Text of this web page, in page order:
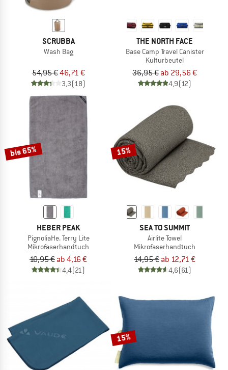
SCRUBBA
Wash Bag
54,95 €46,71 €
3,3(18)
THE NORTH FACE
Base Camp Travel Canister
Kulturbeutel
36,95 € ab 29,56 €
4,9(12)
bis 65%
HEBER PEAK
PignoliaHe. Terry Lite
Mikrofaserhandtuch
10,95 € ab 4,16 €
4,4(21)
15%
SEA TO SUMMIT
Airlite Towel
Mikrofaserhandtuch
14,95 € ab 12,71 €
4,6(61)
15%